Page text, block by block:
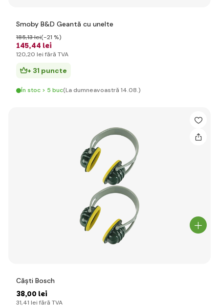
Smoby B&D Geantă cu unelte
145,44 lei
185,13 lei(-21 %)
120,20 lei fără TVA
+ 31 puncte
În stoc > 5 buc(La dumneavoastră 14.08.)
Căşti Bosch
38,00 lei
31,41 lei fără TVA